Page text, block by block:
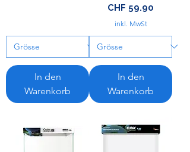
In den
Warenkorb
Preis
CHF 59.90
inkl. MwSt
In den
Warenkorb